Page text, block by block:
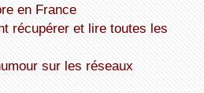
en France